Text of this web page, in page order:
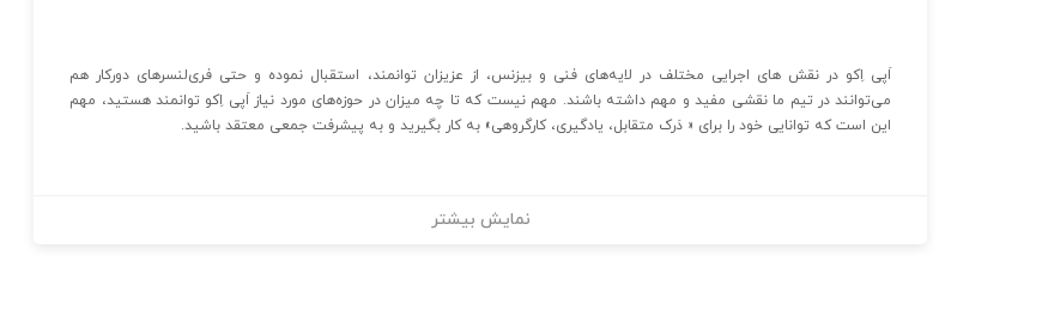
اَپی اِکو در نقش های اجرایی مختلف در لایه‌های فنی و بیزنس، از عزیزان توانمند، استقبال نموده و حتی فری‌لنسرهای دورکار هم
می‌توانند در تیم ما نقشی مفید و مهم داشته باشند. مهم نیست که تا چه میزان در حوزه‌های مورد نیاز اَپی اِکو توانمند هستید، مهم
این است که توانایی خود را برای « دَرک متقابل، یادگیری، کارگروهی» به کار بگیرید و به پیشرفت جمعی معتقد باشید.
نمایش بیشتر